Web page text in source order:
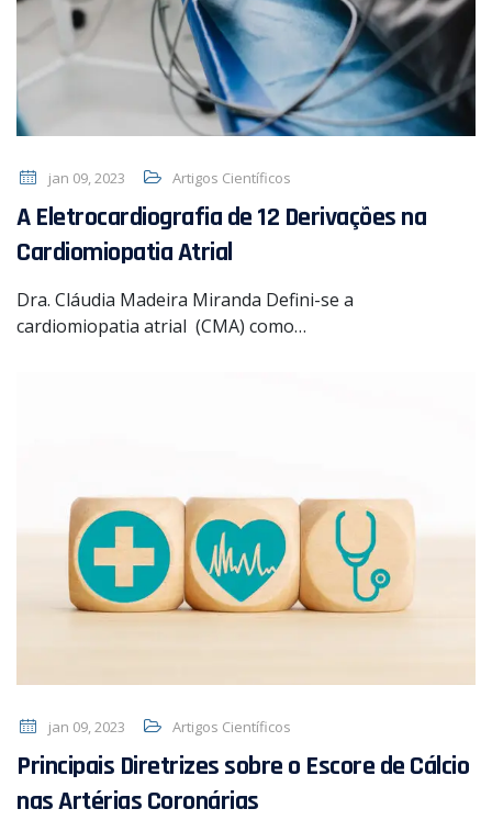
jan 09, 2023 Artigos Científicos
A Eletrocardiografia de 12 Derivações na
Cardiomiopatia Atrial
Dra. Cláudia Madeira Miranda Defini-se a
cardiomiopatia atrial (CMA) como…
jan 09, 2023 Artigos Científicos
Principais Diretrizes sobre o Escore de Cálcio
nas Artérias Coronárias